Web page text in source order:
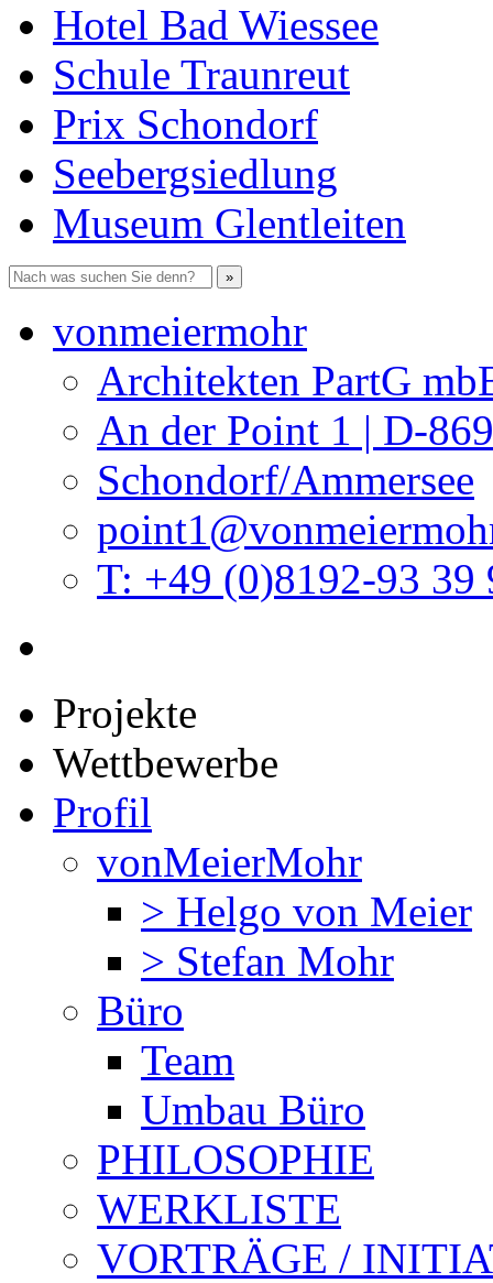
Hotel Bad Wiessee
Schule Traunreut
Prix Schondorf
Seebergsiedlung
Museum Glentleiten
vonmeiermohr
Architekten PartG
An der Point 1 | D-
Schondorf/Ammersee
T: +49 (0)8192-93 39
Projekte
Wettbewerbe
Profil
vonMeierMohr
> Helgo von Meier
> Stefan Mohr
Büro
Team
Umbau Büro
PHILOSOPHIE
WERKLISTE
VORTRÄGE /